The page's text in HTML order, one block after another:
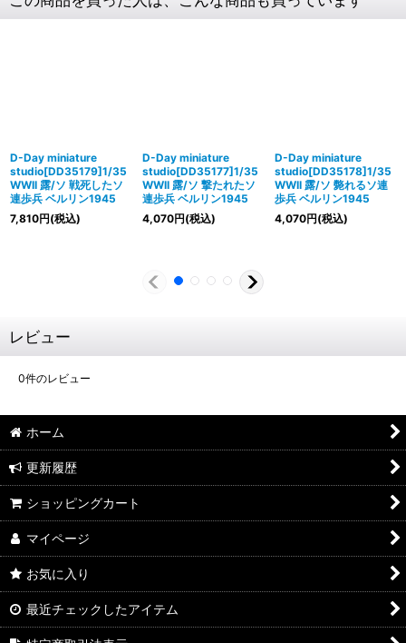
D-Day miniature
studio[DD35179]1/35
WWII 露/ソ 戦死したソ
連歩兵 ベルリン1945
7,810円(税込)
D-Day miniature
studio[DD35177]1/35
WWII 露/ソ 撃たれたソ
連歩兵 ベルリン1945
4,070円(税込)
D-Day miniature
studio[DD35178]1/35
WWII 露/ソ 斃れるソ連
歩兵 ベルリン1945
4,070円(税込)
レビュー
0件のレビュー
ホーム
更新履歴
ショッピングカート
マイページ
お気に入り
最近チェックしたアイテム